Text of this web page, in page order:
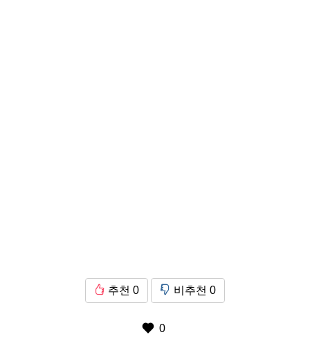
추천 0 비추천 0
0